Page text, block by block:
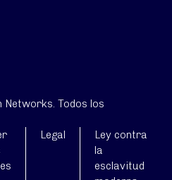
Todos los
Legal
Ley contra
la
esclavitud